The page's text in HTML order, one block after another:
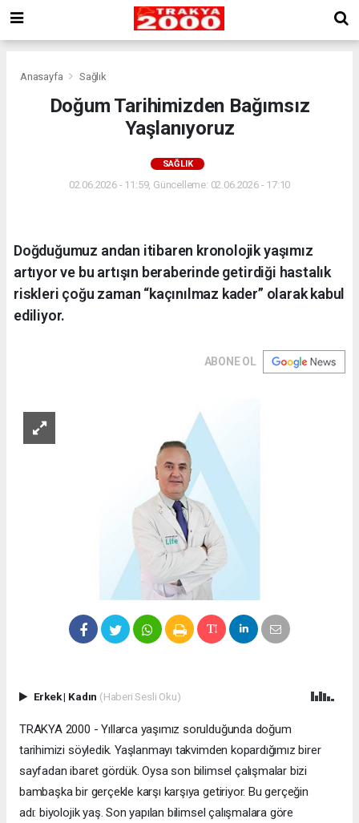
Anasayfa Sağlık
Doğum Tarihimizden Bağımsız
Yaşlanıyoruz
SAĞLIK
02.06.2026 - 11:59, Güncelleme: 02.06.2026 - 17:10
Doğduğumuz andan itibaren kronolojik yaşımız
artıyor ve bu artışın beraberinde getirdiği hastalık
riskleri çoğu zaman “kaçınılmaz kader” olarak kabul
ediliyor.
ABONE OL
Erkek| Kadın (Haberi Sesli Oku)
TRAKYA 2000 - Yıllarca yaşımız sorulduğunda doğum
tarihimizi söyledik. Yaşlanmayı takvimden kopardığımız birer
sayfadan ibaret gördük. Oysa son bilimsel çalışmalar bizi
bambaşka bir gerçekle karşı karşıya getiriyor. Bu gerçeğin
adı: biyolojik yaş. Son yapılan bilimsel çalışmalara göre